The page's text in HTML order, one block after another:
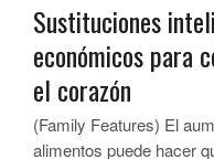
Sustituciones
económicos para
el corazón
(Family Features) El
alimentos puede hacer